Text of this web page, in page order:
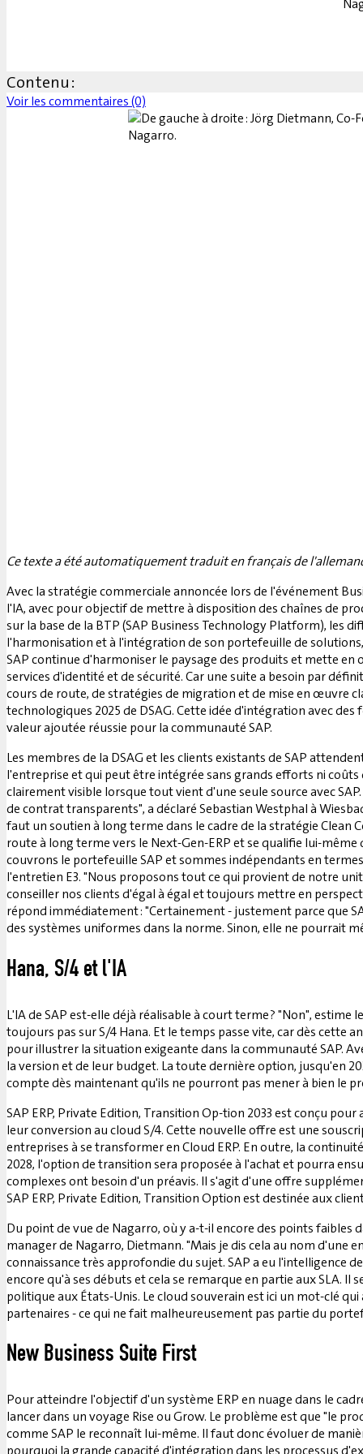
Contenu :
Voir les commentaires (0)
Ce texte a été automatiquement traduit en français de
Avec la stratégie commerciale annoncée lors de l'événement
l'IA, avec pour objectif de mettre à disposition des chaînes de
sur la base de la BTP (SAP Business Technology Platform), les
l'harmonisation et à l'intégration de son portefeuille de
SAP continue d'harmoniser le paysage des produits et mette
services d'identité et de sécurité. Car une suite a besoin par
cours de route, de stratégies de migration et de mise en œuvre
technologiques 2025 de DSAG. Cette idée d'intégration avec
valeur ajoutée réussie pour la communauté SAP.
Les membres de la DSAG et les clients existants de SAP
l'entreprise et qui peut être intégrée sans grands efforts ni
clairement visible lorsque tout vient d'une seule source avec
de contrat transparents", a déclaré Sebastian Westphal à
faut un soutien à long terme dans le cadre de la stratégie Clean
route à long terme vers le Next-Gen-ERP et se qualifie lui-
couvrons le portefeuille SAP et sommes indépendants en
l'entretien E3. "Nous proposons tout ce qui provient de notre
conseiller nos clients d'égal à égal et toujours mettre en
répond immédiatement : "Certainement - justement parce que
des systèmes uniformes dans la norme. Sinon, elle ne pourrait
Hana, S/4 et l'IA
L'IA de SAP est-elle déjà réalisable à court terme ? "Non",
toujours pas sur S/4 Hana. Et le temps passe vite, car dès cette
pour illustrer la situation exigeante dans la communauté SAP.
la version et de leur budget. La toute dernière option, jusqu'en
compte dès maintenant qu'ils ne pourront pas mener à bien le
SAP ERP, Private Edition, Transition Op-tion 2033 est conçu
leur conversion au cloud S/4. Cette nouvelle offre est une
entreprises à se transformer en Cloud ERP. En outre, la
2028, l'option de transition sera proposée à l'achat et pourra
complexes ont besoin d'un préavis. Il s'agit d'une offre
SAP ERP, Private Edition, Transition Option est destinée aux
Du point de vue de Nagarro, où y a-t-il encore des points
manager de Nagarro, Dietmann. "Mais je dis cela au nom d'une
connaissance très approfondie du sujet. SAP a eu l'intelligence
encore qu'à ses débuts et cela se remarque en partie aux SLA.
politique aux États-Unis. Le cloud souverain est ici un mot-clé
partenaires - ce qui ne fait malheureusement pas partie du
New Business Suite First
Pour atteindre l'objectif d'un système ERP en nuage dans le
lancer dans un voyage Rise ou Grow. Le problème est que "le
comme SAP le reconnaît lui-même. Il faut donc évoluer de